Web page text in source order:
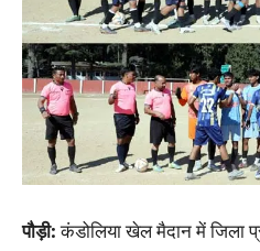
पौड़ी:कंडोलिया खेल मैदान में जिला